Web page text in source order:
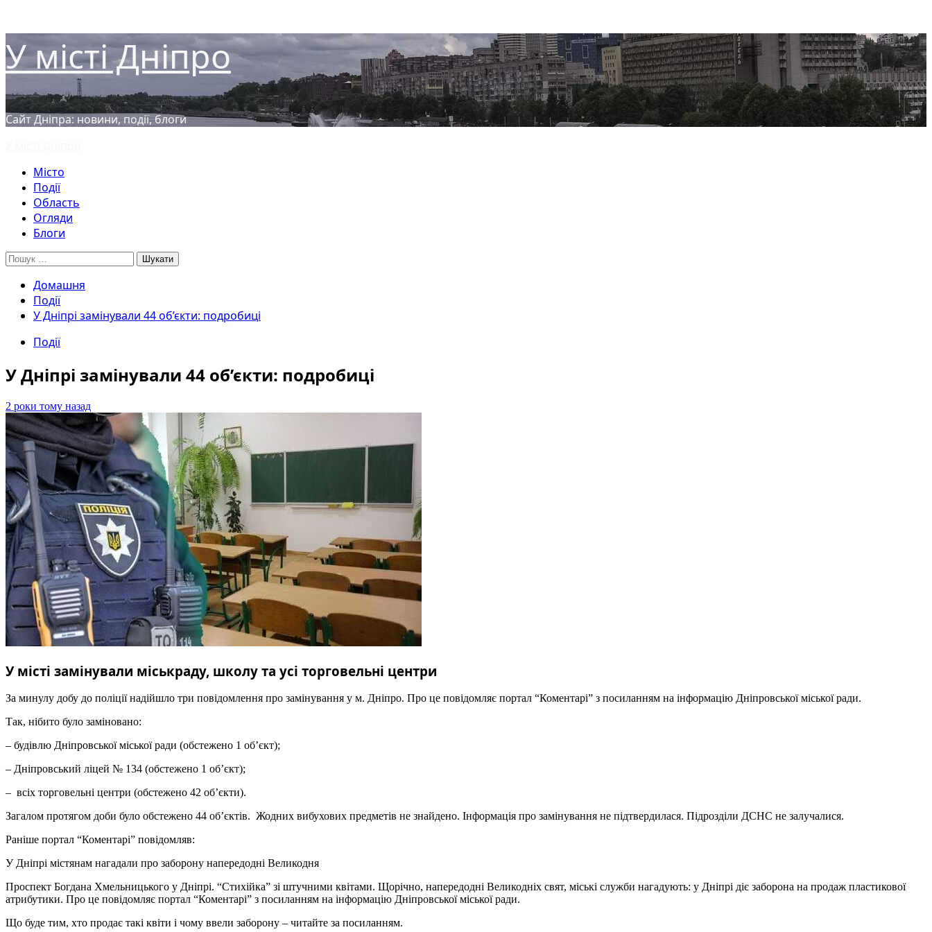
до
вмісту
У місті Дніпро
Сайт Дніпра: новини, події, блоги
Місто
Події
Область
Огляди
Блоги
Пошук:
Домашня
Події
У Дніпрі замінували 44 об’єкти: подробиці
Події
У Дніпрі замінували 44 об’єкти: подробиці
2 роки тому назад
У місті замінували міськраду, школу та усі торговельні центри
За минулу добу до поліції надійшло три повідомлення про замінування у м. Дніпро. Про це повідомляє портал “Коментарі” з посиланням на інформацію Дніпровської міської ради.
Так, нібито було заміновано:
– будівлю Дніпровської міської ради (обстежено 1 об’єкт);
– Дніпровський ліцей № 134 (обстежено 1 об’єкт);
– всіх торговельні центри (обстежено 42 об’єкти).
Загалом протягом доби було обстежено 44 об’єктів. Жодних вибухових предметів не знайдено. Інформація про замінування не підтвердилася. Підрозділи ДСНС не залучалися.
Раніше портал “Коментарі” повідомляв:
У Дніпрі містянам нагадали про заборону напередодні Великодня
Проспект Богдана Хмельницького у Дніпрі. “Стихійка” зі штучними квітами. Щорічно, напередодні Великодніх свят, міські служби нагадують: у Дніпрі діє заборона на продаж пластикової
атрибутики. Про це повідомляє портал “Коментарі” з посиланням на інформацію Дніпровської міської ради.
Що буде тим, хто продає такі квіти і чому ввели заборону – читайте за посиланням.